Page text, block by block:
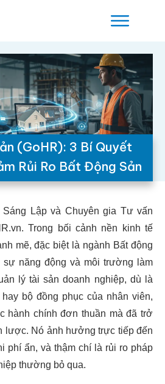
(GoHR): 3 Bí Quyết
Rủi Ro Bất Động Sản
Lập và Chuyên gia Tư vấn
Trong bối cảnh nền kinh tế
mẽ, đặc biệt là ngành Bất động
năng động và môi trường làm
lý tài sản doanh nghiệp, dù là
bộ đồng phục của nhân viên,
hành chính đơn thuần mà đã trở
lược. Nó ảnh hưởng trực tiếp đến
phí ẩn, và thậm chí là rủi ro pháp
thường bỏ qua.